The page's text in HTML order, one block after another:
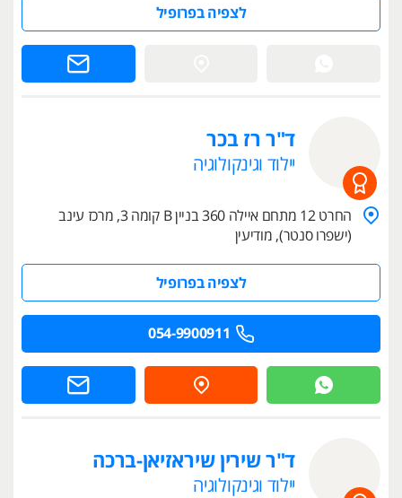
לצפיה בפרופיל
ד"ר רז בכר
יילוד וגינקולוגיה
החרט 12 מתחם איילה 360 בניין B קומה 3, מרכז עינב
(ישפרו סנטר), מודיעין
לצפיה בפרופיל
054-9900911
ד"ר שירין שיראזיאן-ברכה
יילוד וגינקולוגיה